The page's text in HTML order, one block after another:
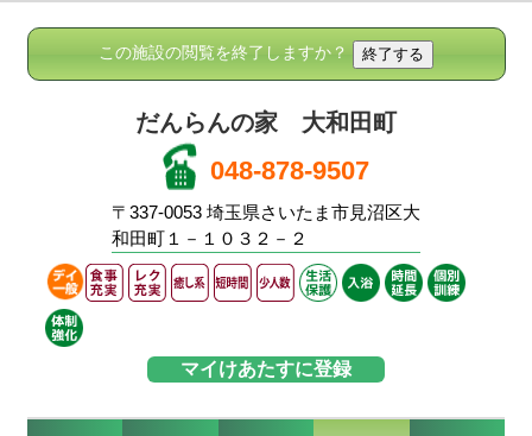
この施設の閲覧を終了しますか？
だんらんの家 大和田町
048-878-9507
〒337-0053 埼玉県さいたま市見沼区大
和田町１－１０３２－２
マイけあたすに登録